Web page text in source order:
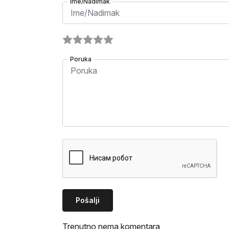
Poruka
Pošalji
Trenutno nema komentara